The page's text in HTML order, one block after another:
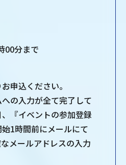
00分まで
申込ください。
の入力が全て完了して
『イベントの参加登録
1時間前にメールにて
メールアドレスの⼊⼒